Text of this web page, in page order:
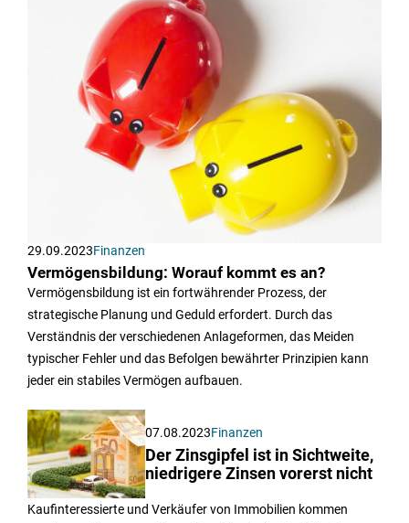
29.09.2023Finanzen
Vermögensbildung: Worauf kommt es an?
Vermögensbildung ist ein fortwährender Prozess, der
strategische Planung und Geduld erfordert. Durch das
Verständnis der verschiedenen Anlageformen, das Meiden
typischer Fehler und das Befolgen bewährter Prinzipien kann
jeder ein stabiles Vermögen aufbauen.
07.08.2023Finanzen
Der Zinsgipfel ist in Sichtweite,
niedrigere Zinsen vorerst nicht
Kaufinteressierte und Verkäufer von Immobilien kommen